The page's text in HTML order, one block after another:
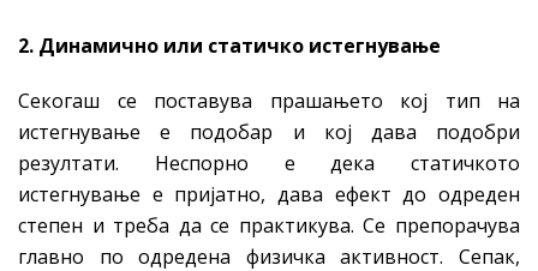
2. Динамично или статичко истегнување
Секогаш се поставува прашањето кој тип на
истегнување е подобар и кој дава подобри
резултати. Неспорно е дека статичкото
истегнување е пријатно, дава ефект до одреден
степен и треба да се практикува. Се препорачува
главно по одредена физичка активност. Сепак,